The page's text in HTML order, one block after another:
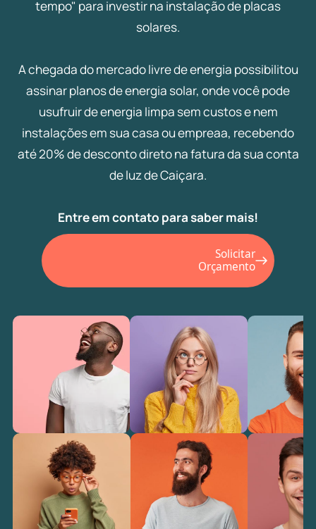
tempo" para investir na instalação de placas
solares.
A chegada do mercado livre de energia possibilitou
assinar planos de energia solar, onde você pode
usufruir de energia limpa sem custos e nem
instalações em sua casa ou empreaa, recebendo
até 20% de desconto direto na fatura da sua conta
de luz de Caiçara.
Entre em contato para saber mais!
Solicitar
Orçamento